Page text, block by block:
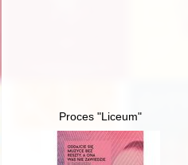
Proces "Liceum"